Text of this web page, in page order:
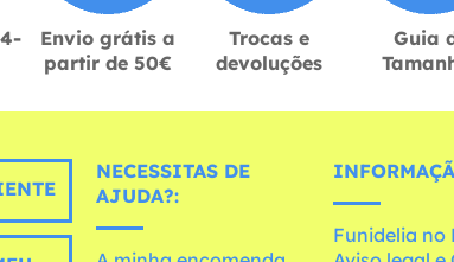
Envio grátis a
partir de 50€
Trocas e
devoluções
Guia
NECESSITAS DE
AJUDA?:
Funidelia no